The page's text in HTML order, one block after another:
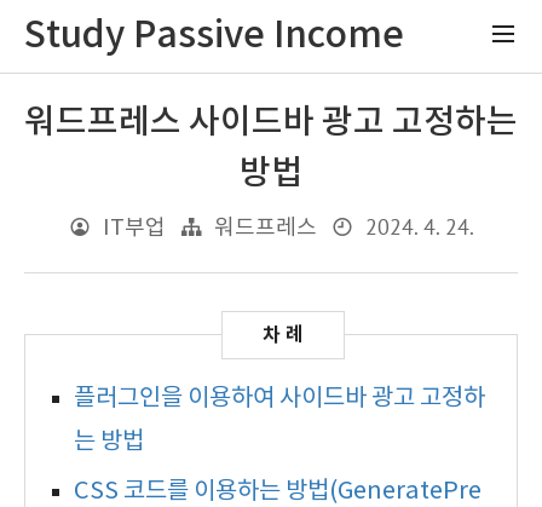
Study Passive Income
워드프레스 사이드바 광고 고정하는
방법
IT부업 워드프레스 2024. 4. 24.
플러그인을 이용하여 사이드바 광고 고정하
는 방법
CSS 코드를 이용하는 방법(GeneratePre